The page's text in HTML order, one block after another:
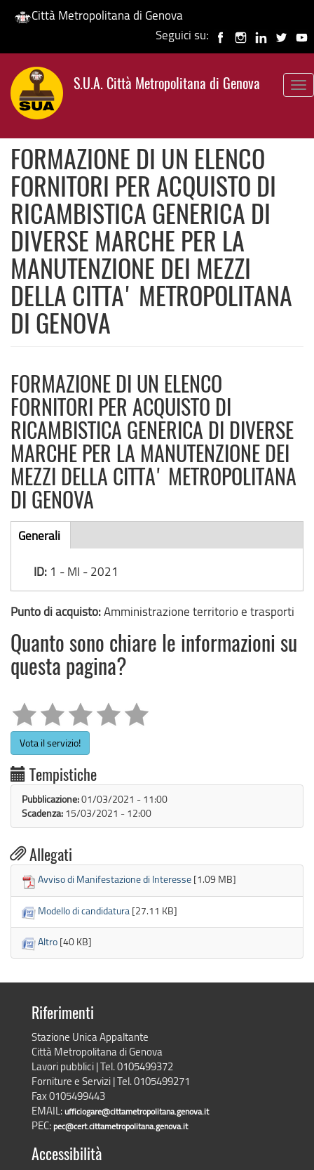
Salta
contenuto
principale
Città Metropolitana di Genova
Seguici su:
S.U.A. Città Metropolitana di Genova
FORMAZIONE DI UN ELENCO
FORNITORI PER ACQUISTO DI
RICAMBISTICA GENERICA DI
DIVERSE MARCHE PER LA
MANUTENZIONE DEI MEZZI
DELLA CITTA' METROPOLITANA
DI GENOVA
FORMAZIONE DI UN ELENCO
FORNITORI PER ACQUISTO DI
RICAMBISTICA GENERICA DI DIVERSE
MARCHE PER LA MANUTENZIONE DEI
MEZZI DELLA CITTA' METROPOLITANA
DI GENOVA
Bando
gara
Generali
attiva)
ID: 1 - MI - 2021
Punto di acquisto:Amministrazione territorio e trasporti
Quanto sono chiare le informazioni su
questa pagina?
Vota il servizio!
Tempistiche
Pubblicazione:01/03/2021 - 11:00
Scadenza: 15/03/2021 - 12:00
Allegati
Avviso di Manifestazione di Interesse [1.09 MB]
Modello di candidatura [27.11 KB]
Altro [40 KB]
Riferimenti
Stazione Unica Appaltante
Città Metropolitana di Genova
Lavori pubblici | Tel. 0105499372
Forniture e Servizi | Tel. 0105499271
Fax 0105499443
EMAIL:ufficiogare@cittametropolitana.genova.it
PEC:pec@cert.cittametropolitana.genova.it
Accessibilità